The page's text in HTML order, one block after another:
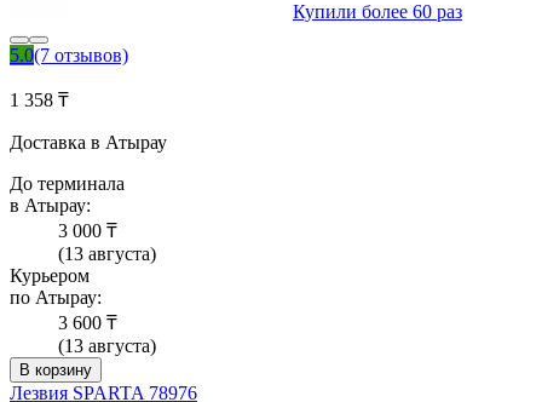
Купили более 60 раз
5.0(7 отзывов)
1 358 ₸
Доставка в Атырау
До терминала
в Атырау:
3 000 ₸
(13 августа)
Курьером
по Атырау:
3 600 ₸
(13 августа)
В корзину
Лезвия SPARTA 78976